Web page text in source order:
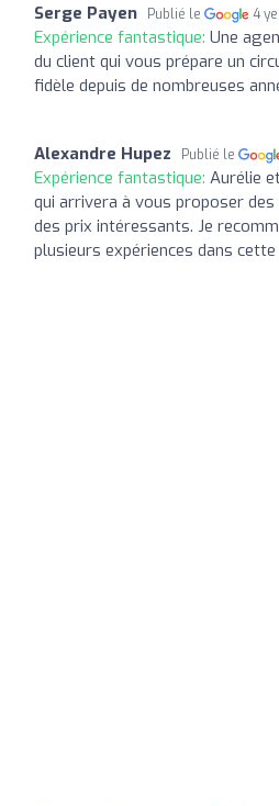
Serge Payen Publié le 4
Expérience fantastique: Une
du client qui vous prépare un
fidèle depuis de nombreuses
Alexandre Hupez Publié le
Expérience fantastique: Aurélie
qui arrivera à vous proposer
des prix intéressants. Je
plusieurs expériences dans cette